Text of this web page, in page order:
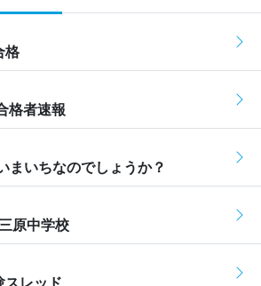
格
格者速報
まいちなのでしょうか？
原中学校
レッド